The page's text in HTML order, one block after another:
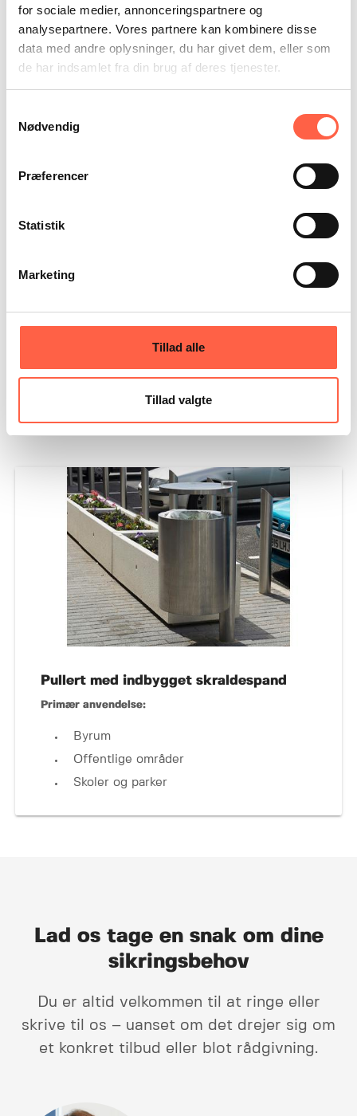
for sociale medier, annonceringspartnere og
analysepartnere. Vores partnere kan kombinere disse
data med andre oplysninger, du har givet dem, eller som
de har indsamlet fra din brug af deres tjenester.
Nødvendig
Præferencer
Statistik
Marketing
Tillad alle
Tillad valgte
Primær anvendelse:
Offentlige områder
Pullert med indbygget skraldespand
Primær anvendelse:
Byrum
Offentlige områder
Skoler og parker
Lad os tage en snak om dine
sikrings­behov
Du er altid velkommen til at ringe eller
skrive til os – uanset om det drejer sig om
et konkret tilbud eller blot rådgivning.